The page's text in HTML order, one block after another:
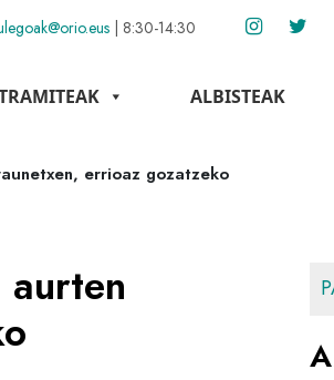
| 8:30-14:30
ALBISTEAK
errioaz gozatzeko